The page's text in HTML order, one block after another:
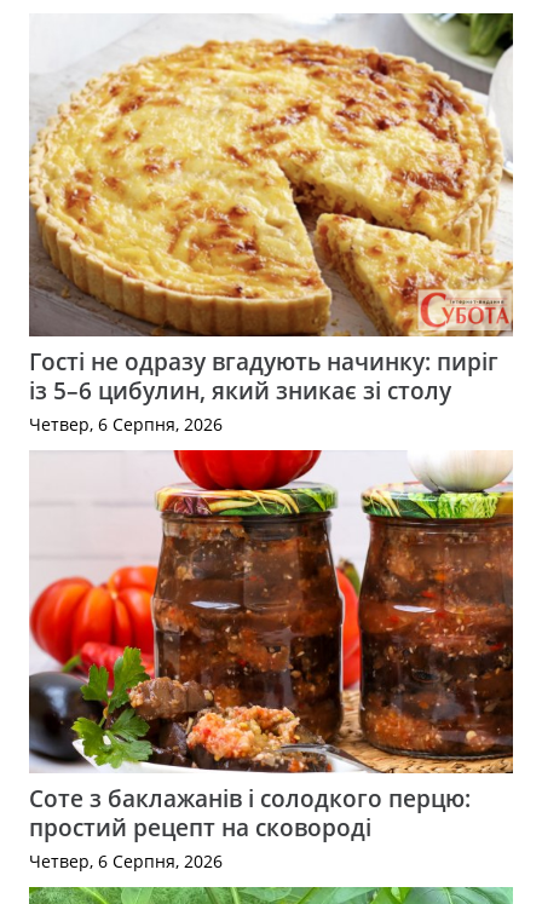
Гості не одразу вгадують начинку: пиріг
із 5–6 цибулин, який зникає зі столу
Четвер, 6 Серпня, 2026
Соте з баклажанів і солодкого перцю:
простий рецепт на сковороді
Четвер, 6 Серпня, 2026